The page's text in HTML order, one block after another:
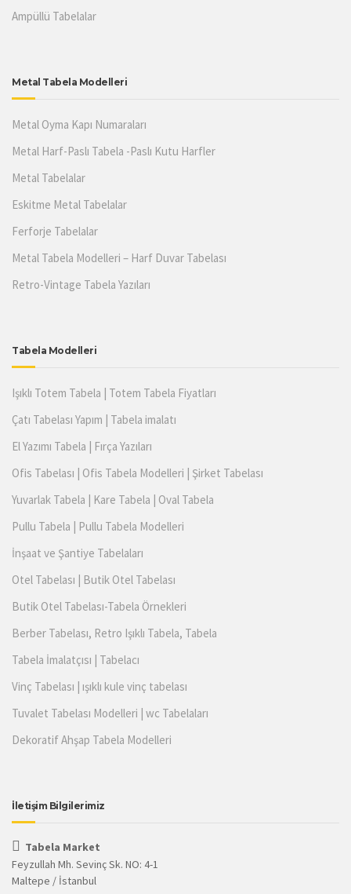
Ampüllü Tabelalar
Metal Tabela Modelleri
Metal Oyma Kapı Numaraları
Metal Harf-Paslı Tabela -Paslı Kutu Harfler
Metal Tabelalar
Eskitme Metal Tabelalar
Ferforje Tabelalar
Metal Tabela Modelleri – Harf Duvar Tabelası
Retro-Vintage Tabela Yazıları
Tabela Modelleri
Işıklı Totem Tabela | Totem Tabela Fiyatları
Çatı Tabelası Yapım | Tabela imalatı
El Yazımı Tabela | Fırça Yazıları
Ofis Tabelası | Ofis Tabela Modelleri | Şirket Tabelası
Yuvarlak Tabela | Kare Tabela | Oval Tabela
Pullu Tabela | Pullu Tabela Modelleri
İnşaat ve Şantiye Tabelaları
Otel Tabelası | Butik Otel Tabelası
Butik Otel Tabelası-Tabela Örnekleri
Berber Tabelası, Retro Işıklı Tabela, Tabela
Tabela İmalatçısı | Tabelacı
Vinç Tabelası | ışıklı kule vinç tabelası
Tuvalet Tabelası Modelleri | wc Tabelaları
Dekoratif Ahşap Tabela Modelleri
İletişim Bilgilerimiz
Tabela Market
Feyzullah Mh. Sevinç Sk. NO: 4-1
Maltepe / İstanbul